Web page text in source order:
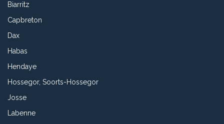
Biarritz
Capbreton
Dax
Habas
Hendaye
Hossegor, Soorts-Hossegor
Josse
Labenne